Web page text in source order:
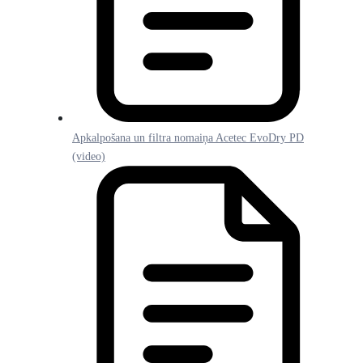
Apkalpošana un filtra nomaiņa Acetec EvoDry PD
(video)